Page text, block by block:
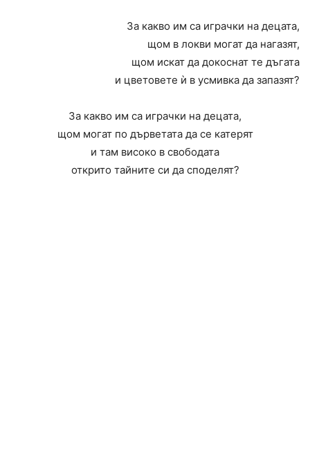
За какво им са играчки на децата,
щом в локви могат да нагазят,
щом искат да докоснат те дъгата
и цветовете ѝ в усмивка да запазят?
За какво им са играчки на децата,
щом могат по дърветата да се катерят
и там високо в свободата
открито тайните си да споделят?